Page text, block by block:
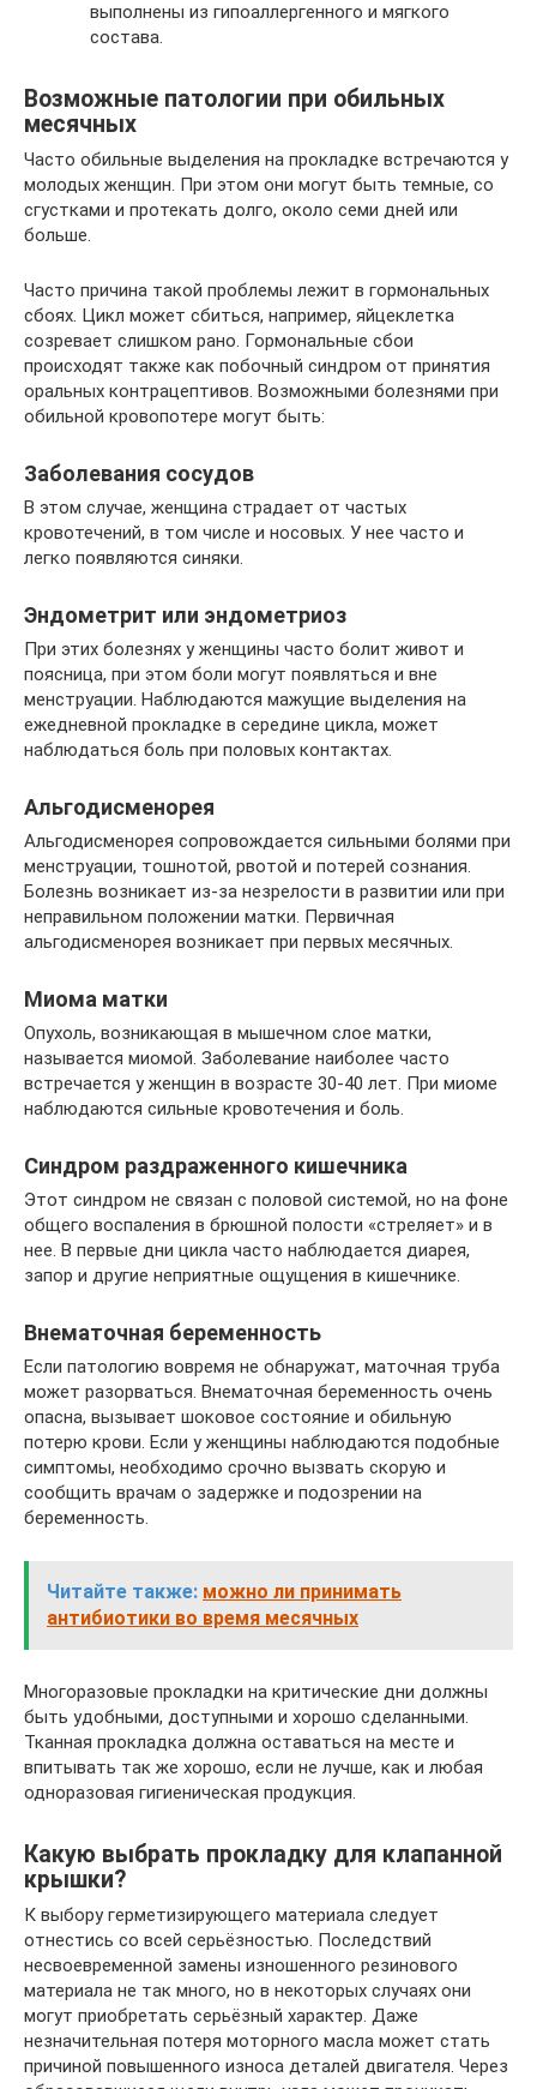
выполнены из гипоаллергенного и мягкого
состава.
Возможные патологии при обильных
месячных
Часто обильные выделения на прокладке встречаются у
молодых женщин. При этом они могут быть темные, со
сгустками и протекать долго, около семи дней или
больше.
Часто причина такой проблемы лежит в гормональных
сбоях. Цикл может сбиться, например, яйцеклетка
созревает слишком рано. Гормональные сбои
происходят также как побочный синдром от принятия
оральных контрацептивов. Возможными болезнями при
обильной кровопотере могут быть:
Заболевания сосудов
В этом случае, женщина страдает от частых
кровотечений, в том числе и носовых. У нее часто и
легко появляются синяки.
Эндометрит или эндометриоз
При этих болезнях у женщины часто болит живот и
поясница, при этом боли могут появляться и вне
менструации. Наблюдаются мажущие выделения на
ежедневной прокладке в середине цикла, может
наблюдаться боль при половых контактах.
Альгодисменорея
Альгодисменорея сопровождается сильными болями при
менструации, тошнотой, рвотой и потерей сознания.
Болезнь возникает из-за незрелости в развитии или при
неправильном положении матки. Первичная
альгодисменорея возникает при первых месячных.
Миома матки
Опухоль, возникающая в мышечном слое матки,
называется миомой. Заболевание наиболее часто
встречается у женщин в возрасте 30-40 лет. При миоме
наблюдаются сильные кровотечения и боль.
Синдром раздраженного кишечника
Этот синдром не связан с половой системой, но на фоне
общего воспаления в брюшной полости «стреляет» и в
нее. В первые дни цикла часто наблюдается диарея,
запор и другие неприятные ощущения в кишечнике.
Внематочная беременность
Если патологию вовремя не обнаружат, маточная труба
может разорваться. Внематочная беременность очень
опасна, вызывает шоковое состояние и обильную
потерю крови. Если у женщины наблюдаются подобные
симптомы, необходимо срочно вызвать скорую и
сообщить врачам о задержке и подозрении на
беременность.
Читайте также: можно ли принимать
антибиотики во время месячных
Многоразовые прокладки на критические дни должны
быть удобными, доступными и хорошо сделанными.
Тканная прокладка должна оставаться на месте и
впитывать так же хорошо, если не лучше, как и любая
одноразовая гигиеническая продукция.
Какую выбрать прокладку для клапанной
крышки?
К выбору герметизирующего материала следует
отнестись со всей серьёзностью. Последствий
несвоевременной замены изношенного резинового
материала не так много, но в некоторых случаях они
могут приобретать серьёзный характер. Даже
незначительная потеря моторного масла может стать
причиной повышенного износа деталей двигателя. Через